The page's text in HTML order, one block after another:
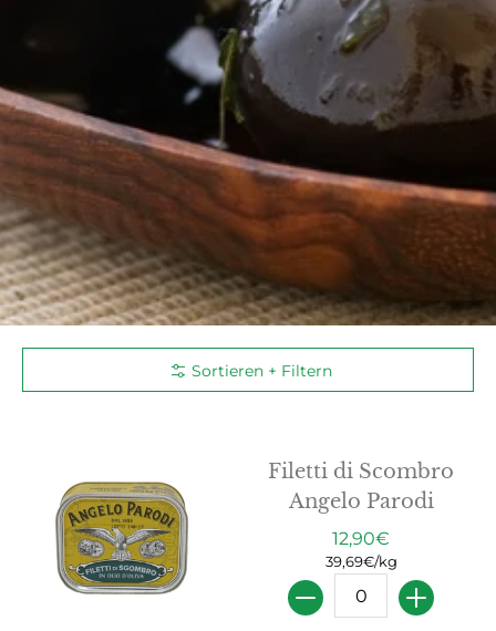
Sortieren + Filtern
Filetti di Scombro
Angelo Parodi
12,90€
39,69€/kg
Menge